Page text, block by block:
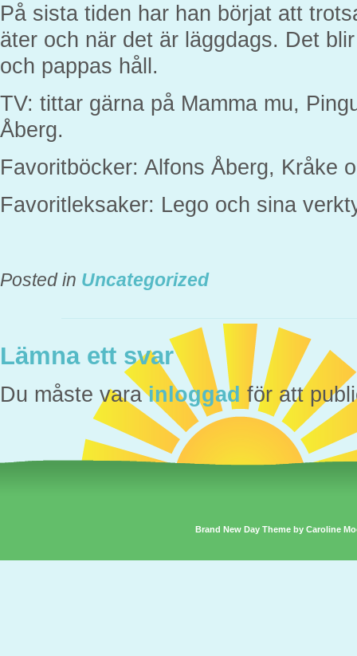
På sista tiden har han börjat att
äter och när det är läggdags. Det
och pappas håll.
TV: tittar gärna på Mamma mu,
Åberg.
Favoritböcker: Alfons Åberg, Kråke
Favoritleksaker: Lego och sina
Posted in Uncategorized
Lämna ett svar
Du måste varainloggad för att
Brand New Day Theme by Caroline